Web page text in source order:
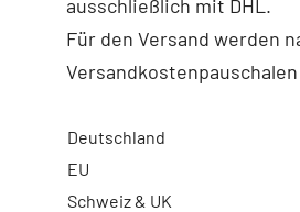
ausschließlich mit DHL.
Für den Versand werden
Deutschland
EU
Schweiz & UK